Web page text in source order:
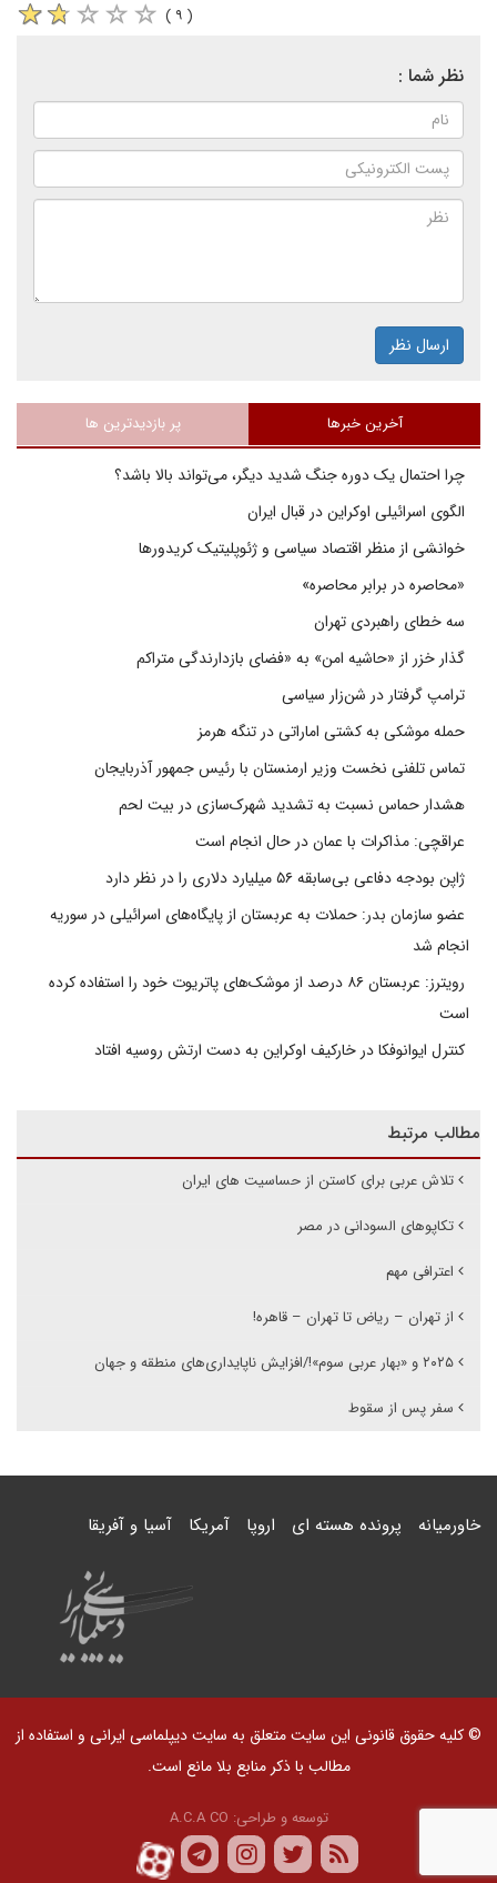
( ۹ )
نظر شما :
ارسال نظر
آخرین خبرها پر بازدیدترین ها
چرا احتمال یک دوره جنگ شدید دیگر، می‌تواند بالا باشد؟
الگوی اسرائیلی اوکراین در قبال ایران
خوانشی از منظر اقتصاد سیاسی و ژئوپلیتیک کریدورها
«محاصره در برابر محاصره»
سه خطای راهبردی تهران
گذار خزر از «حاشیه امن» به «فضای بازدارندگی متراکم
ترامپ گرفتار در شن‌زار سیاسی
حمله موشکی به کشتی اماراتی در تنگه هرمز
تماس تلفنی نخست وزیر ارمنستان با رئیس جمهور آذربایجان
هشدار حماس نسبت به تشدید شهرک‌سازی در بیت‌ لحم
عراقچی: مذاکرات با عمان در حال انجام است
ژاپن بودجه دفاعی بی‌سابقه ۵۶ میلیارد دلاری را در نظر دارد
عضو سازمان بدر: حملات به عربستان از پایگاه‌های اسرائیلی در سوریه
انجام شد
رویترز: عربستان ۸۶ درصد از موشک‌های پاتریوت خود را استفاده کرده
است
کنترل ایوانوفکا در خارکیف اوکراین به دست ارتش روسیه افتاد
مطالب مرتبط
تلاش عربی برای کاستن از حساسیت های ایران
تکاپوهای السودانی در مصر
اعترافی مهم
از تهران – ریاض تا تهران – قاهره!
۲۰۲۵ و «بهار عربی سوم»!/افزایش ناپایداری‌های منطقه و جهان
سفر پس از سقوط
خاورمیانه پرونده هسته ای اروپا آمریکا آسیا و آفریقا
© کلیه حقوق قانونی این سایت متعلق به سایت دیپلماسی ایرانی و استفاده از
مطالب با ذکر منابع بلا مانع است.
توسعه و طراحی: A.C.A CO